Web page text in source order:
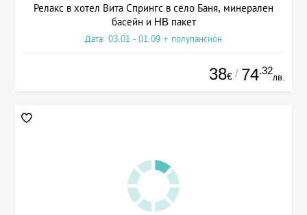
Релакс в хотел Вита Спрингс в село Баня, минерален
басейн и HB пакет
Дата: 03.01 - 01.09 + полупансион
38€ / 74.32
лв.